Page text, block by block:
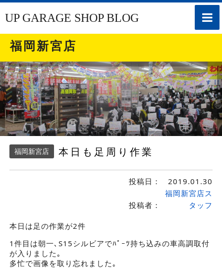
toggle
UP GARAGE SHOP BLOG
福岡新宮店
福岡新宮店 本日も足周り作業
投稿日： 2019.01.30
投稿者：
福岡新宮店ス
タッフ
本日は足の作業が2件
1件目は朝一､S15シルビアでﾊﾟｰﾂ持ち込みの車高調取付
が入りました｡
多忙で画像を取り忘れました｡